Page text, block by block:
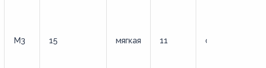
М3 15 мягкая 11 стандартный